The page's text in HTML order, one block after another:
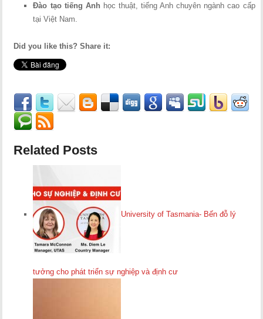
Đào tạo tiếng Anh học thuật, tiếng Anh chuyên ngành cao cấp
tại Việt Nam.
Did you like this? Share it:
Related Posts
University of Tasmania- Bến đỗ lý
tưởng cho phát triển sự nghiệp và định cư